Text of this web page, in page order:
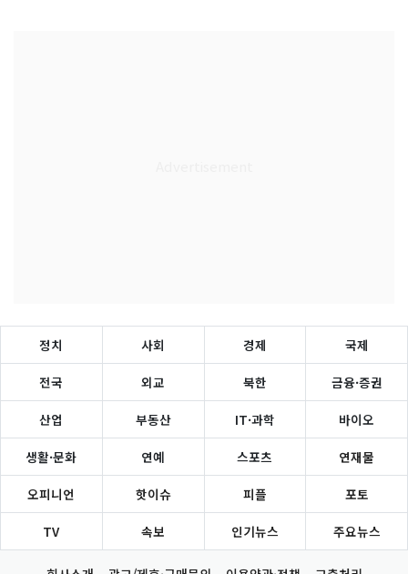
정치 사회 경제 국제
전국 외교 북한 금융·증권
산업 부동산 IT·과학 바이오
생활·문화 연예 스포츠 연재물
오피니언 핫이슈 피플 포토
TV 속보 인기뉴스 주요뉴스